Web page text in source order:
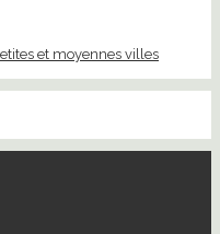
et moyennes villes